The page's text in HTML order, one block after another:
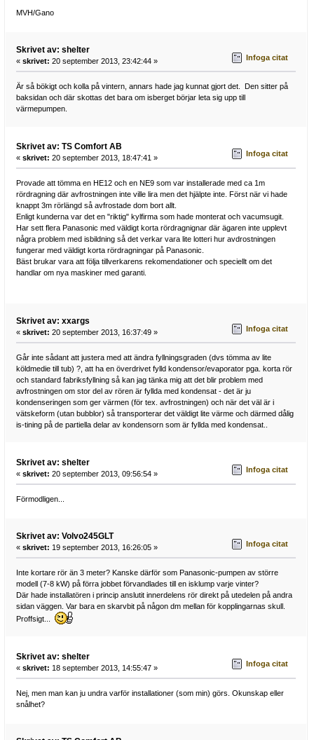
MVH/Gano
Skrivet av: shelter
« skrivet: 20 september 2013, 23:42:44 » Infoga citat
Är så bökigt och kolla på vintern, annars hade jag kunnat gjort det. Den sitter på
baksidan och där skottas det bara om isberget börjar leta sig upp till
värmepumpen.
Skrivet av: TS Comfort AB
« skrivet: 20 september 2013, 18:47:41 » Infoga citat
Provade att tömma en HE12 och en NE9 som var installerade med ca 1m
rördragning där avfrostningen inte ville lira men det hjälpte inte. Först när vi hade
knappt 3m rörlängd så avfrostade dom bort allt.
Enligt kunderna var det en "riktig" kylfirma som hade monterat och vacumsugit.
Har sett flera Panasonic med väldigt korta rördragnignar där ägaren inte upplevt
några problem med isbildning så det verkar vara lite lotteri hur avdrostningen
fungerar med väldigt korta rördragningar på Panasonic.
Bäst brukar vara att följa tillverkarens rekomendationer och speciellt om det
handlar om nya maskiner med garanti.
Skrivet av: xxargs
« skrivet: 20 september 2013, 16:37:49 » Infoga citat
Går inte sådant att justera med att ändra fyllningsgraden (dvs tömma av lite
köldmedie till tub) ?, att ha en överdrivet fylld kondensor/evaporator pga. korta rör
och standard fabriksfyllning så kan jag tänka mig att det blir problem med
avfrostningen om stor del av rören är fyllda med kondensat - det är ju
kondenseringen som ger värmen (för tex. avfrostningen) och när det väl är i
vätskeform (utan bubblor) så transporterar det väldigt lite värme och därmed dålig
is-tining på de partiella delar av kondensorn som är fyllda med kondensat..
Skrivet av: shelter
« skrivet: 20 september 2013, 09:56:54 » Infoga citat
Förmodligen...
Skrivet av: Volvo245GLT
« skrivet: 19 september 2013, 16:26:05 » Infoga citat
Inte kortare rör än 3 meter? Kanske därför som Panasonic-pumpen av större
modell (7-8 kW) på förra jobbet förvandlades till en isklump varje vinter?
Där hade installatören i princip anslutit innerdelens rör direkt på utedelen på andra
sidan väggen. Var bara en skarvbit på någon dm mellan för kopplingarnas skull.
Proffsigt...
Skrivet av: shelter
« skrivet: 18 september 2013, 14:55:47 » Infoga citat
Nej, men man kan ju undra varför installationer (som min) görs. Okunskap eller
snålhet?